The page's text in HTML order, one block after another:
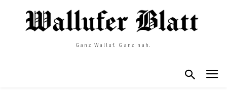
Ganz Walluf. Ganz nah.